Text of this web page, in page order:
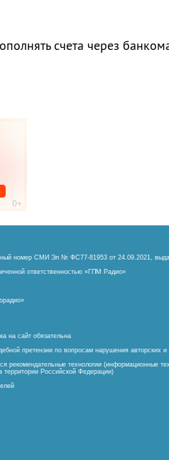
счета через
номер СМИ Эл № ФС77-81953 от 24.09.2021,
ответственностью «ГПМ Радио»
на сайт обязательна
претензии по вопросам нарушения авторских
рекомендательные технологии (информационные
территории Российской Федерации)